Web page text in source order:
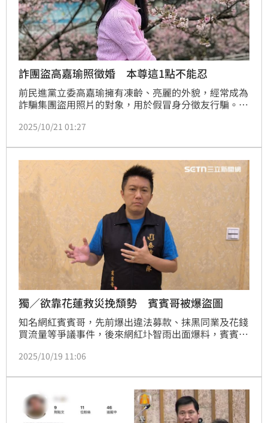
詐團盜高嘉瑜照徵婚 本尊這1點不能忍
前民進黨立委高嘉瑜擁有凍齡、亮麗的外貌，經常成為
詐騙集團盜用照片的對象，用於假冒身分徵友行騙。近
照，並寫道：「47歲離異，真心找老公，再婚，先同
示詐團實在太囂張，但她似乎不太在意照片被盜用，反
而對「被寫成47歲」耿耿於懷，逗樂一票網友。
2025/10/21 01:27
獨／欲靠花蓮救災挽頹勢 賓賓哥被爆盜圖
知名網紅賓賓哥，先前爆出違法募款、抹黑同業及花錢
買流量等爭議事件，後來網紅圤智雨出面爆料，賓賓哥
爆發後，賓賓哥聲望跌落谷底，他原本想藉由花蓮洪災
盜圖，貼文還被轉載到臉書社團《匿名2公社》，令人
質疑賓賓哥救災的真實性。
2025/10/19 11:06